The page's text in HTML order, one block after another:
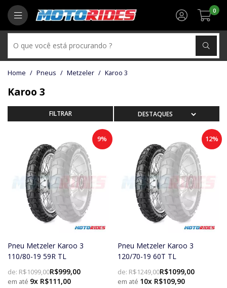
0
Pneus Metzeler Karoo 3
Karoo 3
Pneu Metzeler Karoo 3
110/80-19 59R TL
de: R$1099,00R$999,00
9x R$111,00
9%
Pneu Metzeler Karoo 3
120/70-19 60T TL
de: R$1249,00R$1099,00
10x R$109,90
12%